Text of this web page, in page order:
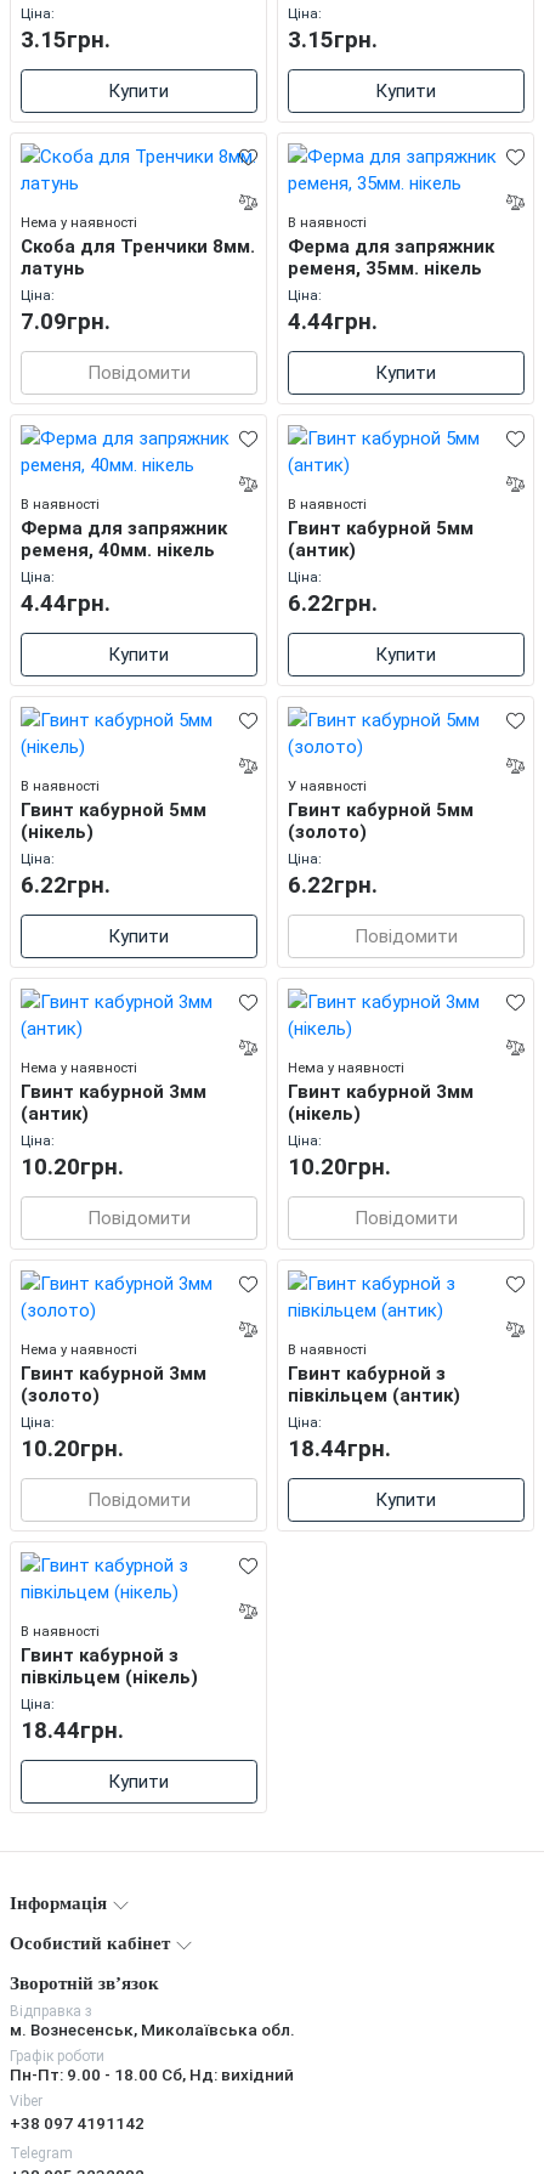
Ціна:
3.15грн.
Купити
Ціна:
3.15грн.
Купити
Нема у наявності
Скоба для Тренчики 8мм.
латунь
Ціна:
7.09грн.
Повідомити
В наявності
Ферма для запряжник
ременя, 35мм. нікель
Ціна:
4.44грн.
Купити
В наявності
Ферма для запряжник
ременя, 40мм. нікель
Ціна:
4.44грн.
Купити
В наявності
Гвинт кабурной 5мм
(антик)
Ціна:
6.22грн.
Купити
В наявності
Гвинт кабурной 5мм
(нікель)
Ціна:
6.22грн.
Купити
У наявності
Гвинт кабурной 5мм
(золото)
Ціна:
6.22грн.
Повідомити
Нема у наявності
Гвинт кабурной 3мм
(антик)
Ціна:
10.20грн.
Повідомити
Нема у наявності
Гвинт кабурной 3мм
(нікель)
Ціна:
10.20грн.
Повідомити
Нема у наявності
Гвинт кабурной 3мм
(золото)
Ціна:
10.20грн.
Повідомити
В наявності
Гвинт кабурной з
півкільцем (антик)
Ціна:
18.44грн.
Купити
В наявності
Гвинт кабурной з
півкільцем (нікель)
Ціна:
18.44грн.
Купити
Інформація
Особистий кабінет
Зворотній зв’язок
Відправка з
м. Вознесенськ, Миколаївська обл.
Графік роботи
Пн-Пт: 9.00 - 18.00 Сб, Нд: вихідний
Viber
+38 097 4191142
Telegram